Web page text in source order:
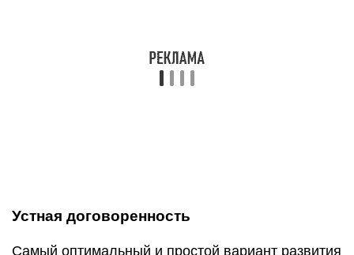
Устная договоренность
Самый оптимальный и простой вариант развития